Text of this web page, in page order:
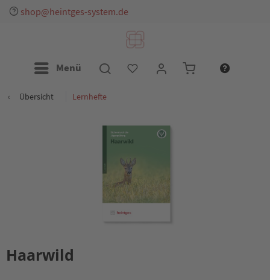
shop@heintges-system.de
Menü
Übersicht Lernhefte
Haarwild